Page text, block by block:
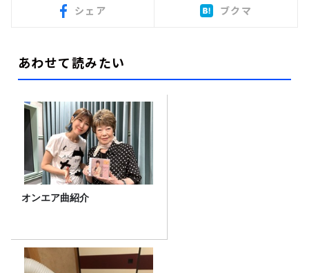
シェア ブクマ
あわせて読みたい
オンエア曲紹介